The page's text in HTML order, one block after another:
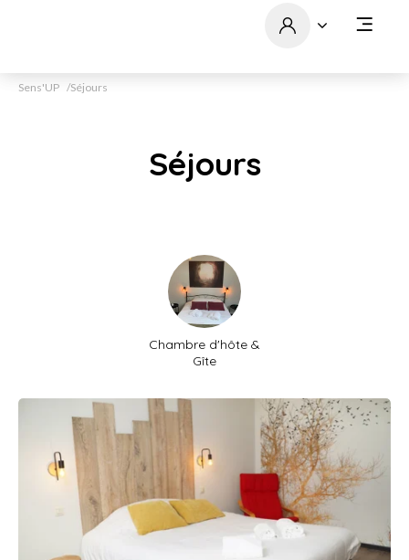
Sens'UP Séjours
Séjours
Chambre d'hôte &
Gîte